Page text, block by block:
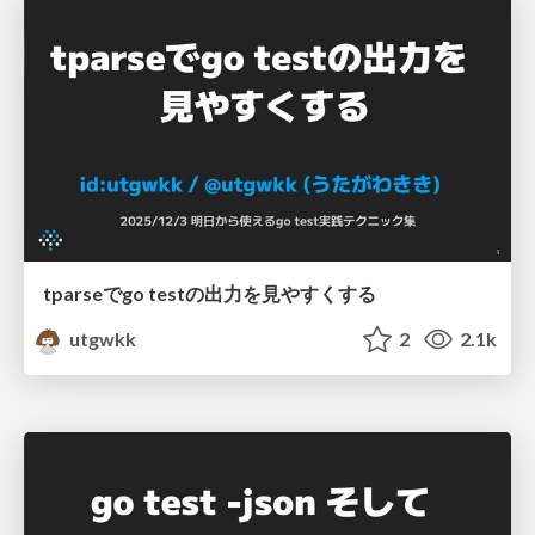
tparseでgo testの出力を見やすくする
utgwkk
2 2.1k